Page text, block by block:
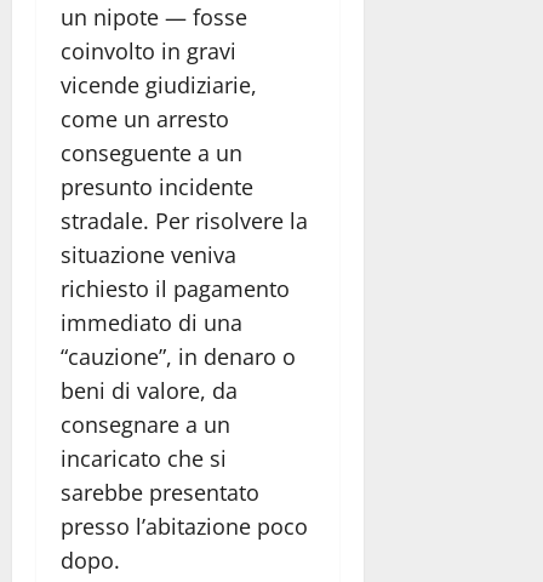
un nipote — fosse
coinvolto in gravi
vicende giudiziarie,
come un arresto
conseguente a un
presunto incidente
stradale. Per risolvere la
situazione veniva
richiesto il pagamento
immediato di una
“cauzione”, in denaro o
beni di valore, da
consegnare a un
incaricato che si
sarebbe presentato
presso l’abitazione poco
dopo.